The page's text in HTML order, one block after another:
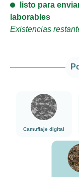
listo para
laborables
Existencias
Camuflaje digital
###Camuflaje